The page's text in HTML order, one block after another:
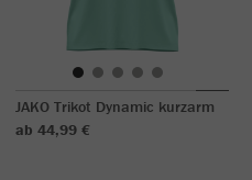
JAKO Trikot Dynamic kurzarm
ab 44,99 €